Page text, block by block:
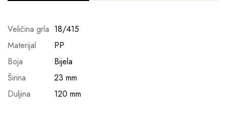
Veličina grla 18/415
Materijal
PP
Boja
Bijela
Širina
23 mm
Duljina
120 mm